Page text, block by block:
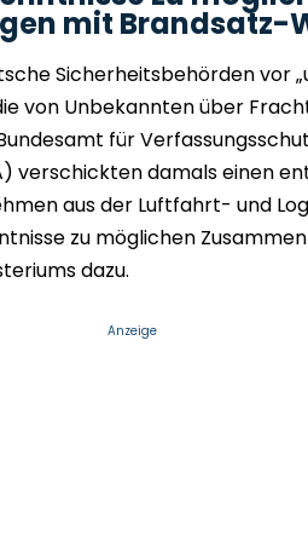
mit Brandsatz-
Sicherheitsbehörden vor
von Unbekannten über
für
verschickten damals einen
aus der Luftfahrt- und
zu möglichen
dazu.
Anzeige